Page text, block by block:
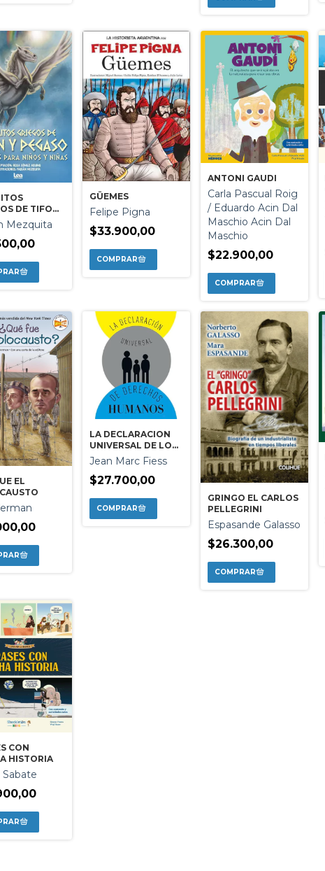
DE TIFON
Mezquita
GÜEMES
Felipe Pigna
$33.900,00
ANTONI GAUDI
Carla Pascual Roig
/ Eduardo Acin Dal
Maschio Acin Dal
Maschio
$22.900,00
EL
LA DECLARACION
UNIVERSAL DE LOS
DERECHOS
HUMANOS
Jean Marc Fiess
$27.700,00
GRINGO EL CARLOS
PELLEGRINI
Espasande Galasso
$26.300,00
CON
HISTORIA